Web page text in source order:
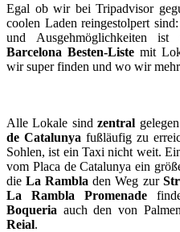
Egal ob wir bei Tripadvisor
coolen Laden reingestolpert
und Ausgehmöglichkeiten
Barcelona Besten-Listemit
wir super finden und wo wir
Alle Lokale sindzentral
de Catalunya fußläufig zu
Sohlen, ist ein Taxi nicht weit.
vom Placa de Catalunya ein
dieLa Rambla den Weg zur
La Rambla Promenade
Boqueria auch den von
Reial.